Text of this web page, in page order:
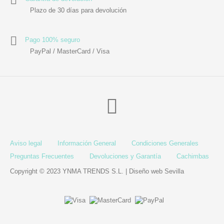
Plazo de 30 días para devolución
Pago 100% seguro
PayPal / MasterCard / Visa
Aviso legal Información General
Condiciones Generales
Preguntas Frecuentes
Devoluciones y Garantía
Cachimbas
Copyright © 2023 YNMA TRENDS S.L. | Diseño web Sevilla